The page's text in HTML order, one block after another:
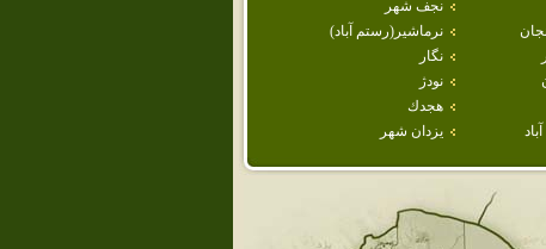
نجف شهر
نرماشير(رستم آباد)
نگار
نودژ
هجدك
يزدان شهر